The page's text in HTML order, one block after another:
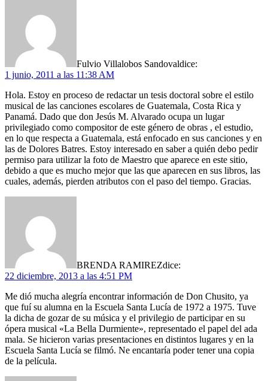
Fulvio Villalobos Sandovaldice:
1 junio, 2011 a las 11:38 AM
Hola. Estoy en proceso de redactar un tesis doctoral sobre el estilo
musical de las canciones escolares de Guatemala, Costa Rica y
Panamá. Dado que don Jesús M. Alvarado ocupa un lugar
privilegiado como compositor de este género de obras , el estudio,
en lo que respecta a Guatemala, está enfocado en sus canciones y en
las de Dolores Batres. Estoy interesado en saber a quién debo pedir
permiso para utilizar la foto de Maestro que aparece en este sitio,
debido a que es mucho mejor que las que aparecen en sus libros, las
cuales, además, pierden atributos con el paso del tiempo. Gracias.
BRENDA RAMIREZdice:
22 diciembre, 2013 a las 4:51 PM
Me dió mucha alegría encontrar información de Don Chusito, ya
que fuí su alumna en la Escuela Santa Lucía de 1972 a 1975. Tuve
la dicha de gozar de su música y el privilegio de participar en su
ópera musical «La Bella Durmiente», representado el papel del ada
mala. Se hicieron varias presentaciones en distintos lugares y en la
Escuela Santa Lucía se filmó. Ne encantaría poder tener una copia
de la película.